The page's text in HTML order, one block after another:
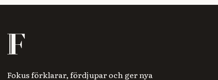
Fokus förklarar, fördjupar och ger nya